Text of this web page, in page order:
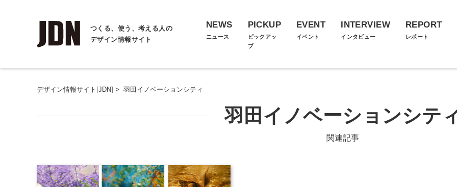
つくる、使う、考える人の
デザイン情報サイト
NEWS
ニュース
PICKUP
ピックアッ
プ
EVENT
イベント
INTERVIEW
インタビュー
REPORT
レポート
デザイン情報サイト[JDN] > 羽田イノベーションシティ
羽田イノベーションシテ
関連記事